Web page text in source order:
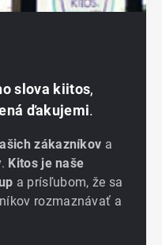
slova kiitos,
ďakujemi.
zákazníkov a
Kitos je naše
a prísľubom, že sa
rozmaznávať a